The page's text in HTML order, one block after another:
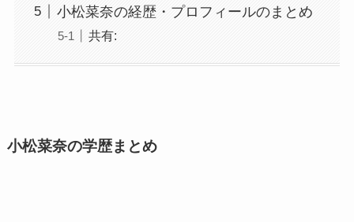
小松菜奈の経歴・プロフィールのまとめ
共有:
小松菜奈の学歴まとめ